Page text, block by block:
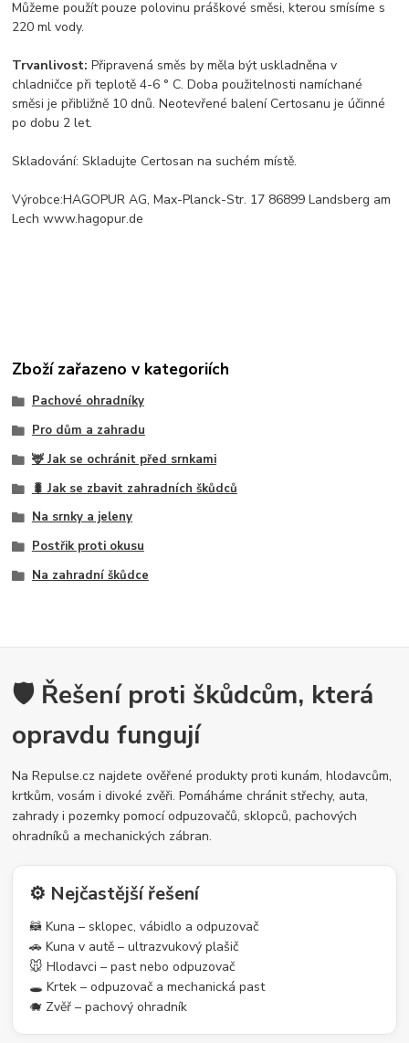
Můžeme použít pouze polovinu práškové směsi, kterou smísíme s
220 ml vody.
Trvanlivost:Připravená směs by měla být uskladněna v
chladničce při teplotě 4-6 ° C. Doba použitelnosti namíchané
směsi je přibližně 10 dnů. Neotevřené balení Certosanu je účinné
po dobu 2 let.
Skladování: Skladujte Certosan na suchém místě.
Výrobce:HAGOPUR AG, Max-Planck-Str. 17 86899 Landsberg am
Lech www.hagopur.de
Zboží zařazeno v kategoriích
Pachové ohradníky
Pro dům a zahradu
🦌 Jak se ochránit před srnkami
🐛 Jak se zbavit zahradních škůdců
Na srnky a jeleny
Postřik proti okusu
Na zahradní škůdce
🛡️ Řešení proti škůdcům, která
opravdu fungují
Na Repulse.cz najdete ověřené produkty proti kunám, hlodavcům,
krtkům, vosám i divoké zvěři. Pomáháme chránit střechy, auta,
zahrady i pozemky pomocí odpuzovačů, sklopců, pachových
ohradníků a mechanických zábran.
⚙️ Nejčastější řešení
🦝 Kuna – sklopec, vábidlo a odpuzovač
🚗 Kuna v autě – ultrazvukový plašič
🐭 Hlodavci – past nebo odpuzovač
🕳️ Krtek – odpuzovač a mechanická past
🐗 Zvěř – pachový ohradník